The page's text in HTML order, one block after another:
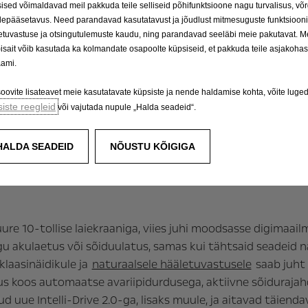
ei lähe raisku vajalikku ruumi ei sõitjatele ega nende
aga istmed alla klappida, siis suureneb veoseruumi
ja kindla teelpüsivuse, mis iseloomustab kõiki
Astra electric’uga koged elektrimobiilsust
ergonoomilised Active Sport istmed
, lisatasu eest
à la Opel. Istmed, mis evivad sertifikaati Aktion
käsitsi ja elektriliselt reguleerida. Sel moel tunneb
10-tollise laiekraaniga, viies juhi moodsasse
akulaetus või sõiduulatus, samas kui tähtsaid seadeid
ja naturaalsele hääletuvastusele saab juht
koos automaatse avariipidurdusega, aktiivne
uue Intelli-Drive 2.0-ga, lisaks muule, ja aitavad
võimaldavad meil pakkuda teile selliseid põhifunktsioone nagu turvalisus,
Need parandavad kasutatavust ja jõudlust mitmesuguste
ja otsingutulemuste kaudu, ning parandavad seeläbi meie pakutavat.
võib kasutada ka kolmandate osapoolte küpsiseid, et pakkuda teile
lisateavet meie kasutatavate küpsiste ja nende haldamise kohta, võite
reegleid või vajutada nupule „Halda seadeid“.
HALDA SEADEID NÕUSTU KÕIGIGA